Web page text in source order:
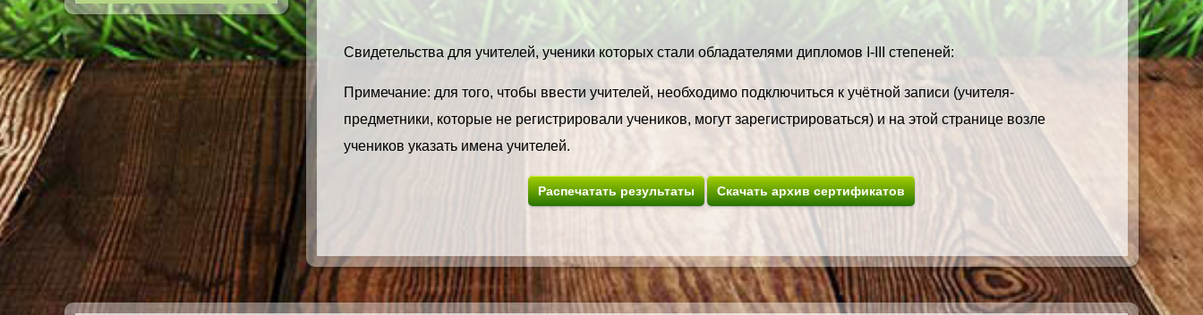
Свидетельства для учителей, ученики которых стали обладателями дипломов I-III степеней:
Примечание: для того, чтобы ввести учителей, необходимо подключиться к учётной записи (учителя-
предметники, которые не регистрировали учеников, могут зарегистрироваться) и на этой странице возле
учеников указать имена учителей.
Распечатать результаты Скачать архив сертификатов